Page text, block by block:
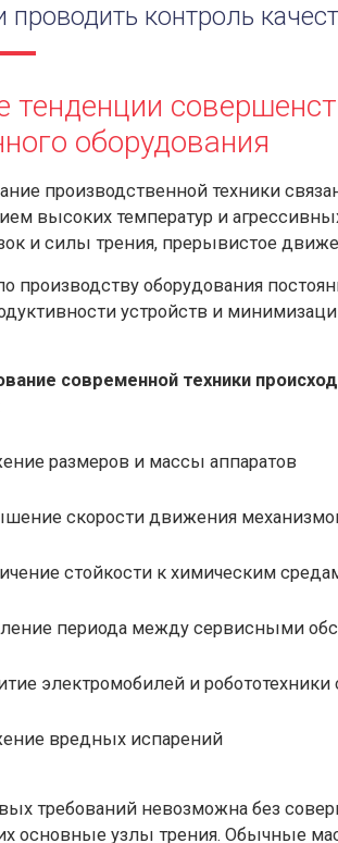
проводить контроль
тенденции
оборудования
производственной техники
высоких температур и
и силы трения, прерывистое
производству оборудования
устройств и
современной техники
размеров и массы аппаратов
скорости движения
стойкости к химическим
периода между сервисными
электромобилей и
вредных испарений
требований невозможна без
основные узлы трения. Обычные